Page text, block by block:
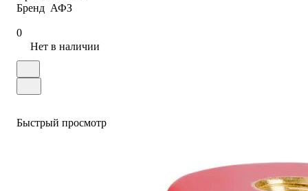
Бренд АФЗ
0
Нет в наличии
Быстрый просмотр